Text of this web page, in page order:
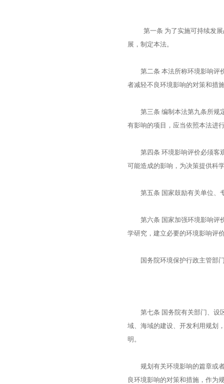
第一条 为了实施可持续发
展，制定本法。
第二条 本法所称环境影响评价
者减轻不良环境影响的对策和措
第三条 编制本法第九条所规定
有影响的项目，应当依照本法进
第四条 环境影响评价必须客观
可能造成的影响，为决策提供科
第五条 国家鼓励有关单位、
第六条 国家加强环境影响评价
学研究，建立必要的环境影响评
国务院环境保护行政主管部门
第七条 国务院有关部门、设区
域、海域的建设、开发利用规划
明。
规划有关环境影响的篇章或者
良环境影响的对策和措施，作为